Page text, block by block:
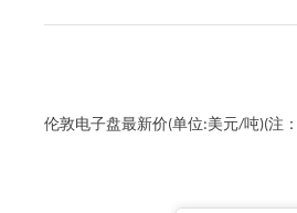
伦敦电子盘最新价(单位:美元/吨)(注